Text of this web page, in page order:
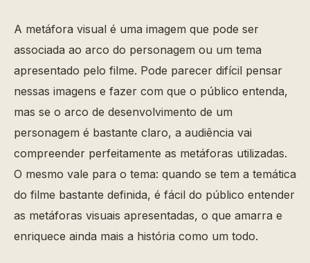
A metáfora visual é uma imagem que pode ser
associada ao arco do personagem ou um tema
apresentado pelo filme. Pode parecer difícil pensar
nessas imagens e fazer com que o público entenda,
mas se o arco de desenvolvimento de um
personagem é bastante claro, a audiência vai
compreender perfeitamente as metáforas utilizadas.
O mesmo vale para o tema: quando se tem a temática
do filme bastante definida, é fácil do público entender
as metáforas visuais apresentadas, o que amarra e
enriquece ainda mais a história como um todo.